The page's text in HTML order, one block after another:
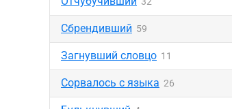
Сбрендивший 59
Загнувший словцо 11
Сорвалось с языка 26